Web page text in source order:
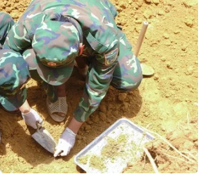
MỤC
chính sách cho
lược bán dẫn của